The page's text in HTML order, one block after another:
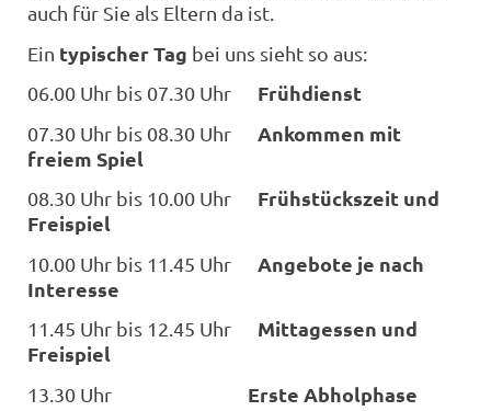
auch für Sie als Eltern da ist.
Ein typischer Tag bei uns sieht so aus:
06.00 Uhr bis 07.30 Uhr Frühdienst
07.30 Uhr bis 08.30 Uhr Ankommen mit
freiem Spiel
08.30 Uhr bis 10.00 Uhr Frühstückszeit und
Freispiel
10.00 Uhr bis 11.45 Uhr Angebote je nach
Interesse
11.45 Uhr bis 12.45 Uhr Mittagessen und
Freispiel
13.30 Uhr Erste Abholphase